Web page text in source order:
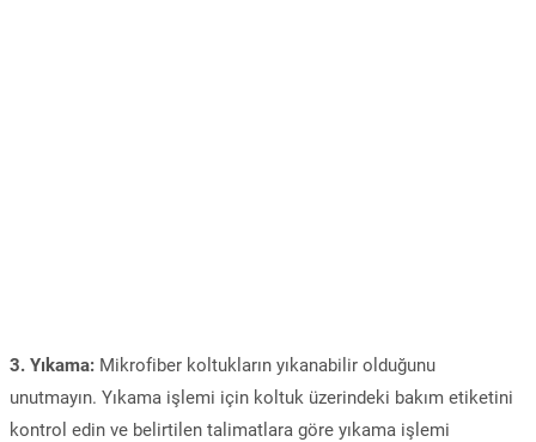
3. Yıkama: Mikrofiber koltukların yıkanabilir olduğunu
unutmayın. Yıkama işlemi için koltuk üzerindeki bakım etiketini
kontrol edin ve belirtilen talimatlara göre yıkama işlemi